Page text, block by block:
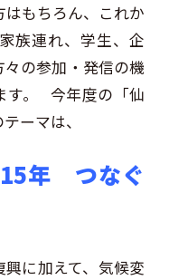
もちろん、これか
族連れ、学生、企
の参加・発信の機
す。 今年度の「仙
ーマは、
15年 つなぐ
に加えて、気候変